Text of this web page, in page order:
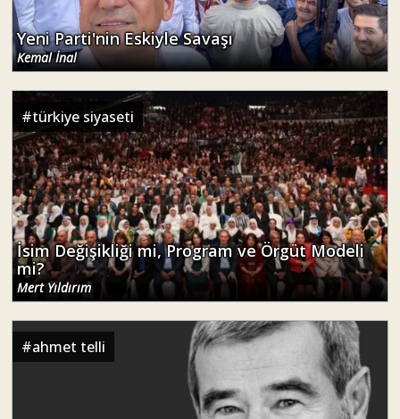
Yeni Parti'nin Eskiyle Savaşı
Kemal İnal
#türkiye siyaseti
İsim Değişikliği mi, Program ve Örgüt Modeli
mi?
Mert Yıldırım
#ahmet telli